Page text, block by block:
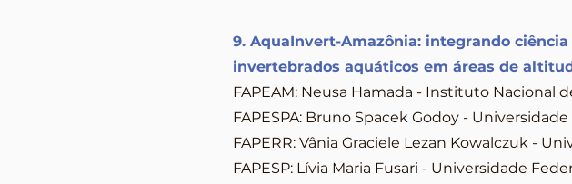
9. AquaInvert-Amazônia: integrando
invertebrados aquáticos em áreas de
FAPEAM: Neusa Hamada - Instituto Nacional
FAPESPA: Bruno Spacek Godoy -
FAPERR: Vânia Graciele Lezan Kowalczuk -
FAPESP: Lívia Maria Fusari - Universidade